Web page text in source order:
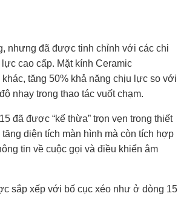
nhưng đã được tinh chỉnh với các chi
cao cấp. Mặt kính Ceramic
tăng 50% khả năng chịu lực so với
nhạy trong thao tác vuốt chạm.
đã được “kế thừa” trọn vẹn trong thiết
diện tích màn hình mà còn tích hợp
tin về cuộc gọi và điều khiển âm
sắp xếp với bố cục xéo như ở dòng 15